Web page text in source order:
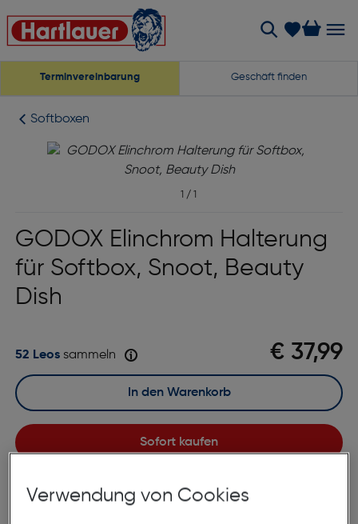
Terminvereinbarung Geschäft finden
Softboxen
1 / 1
GODOX Elinchrom Halterung
für Softbox, Snoot, Beauty
Dish
€ 37,99
52 Leossammeln
Sofort kaufen
In den Warenkorb
Verwendung von Cookies